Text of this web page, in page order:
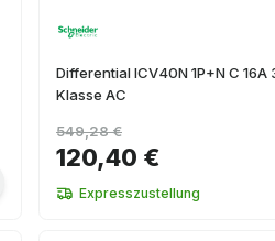
Differential ICV40N 1P+N C 16A
Klasse AC
120,40 €
549,28 €
Expresszustellung